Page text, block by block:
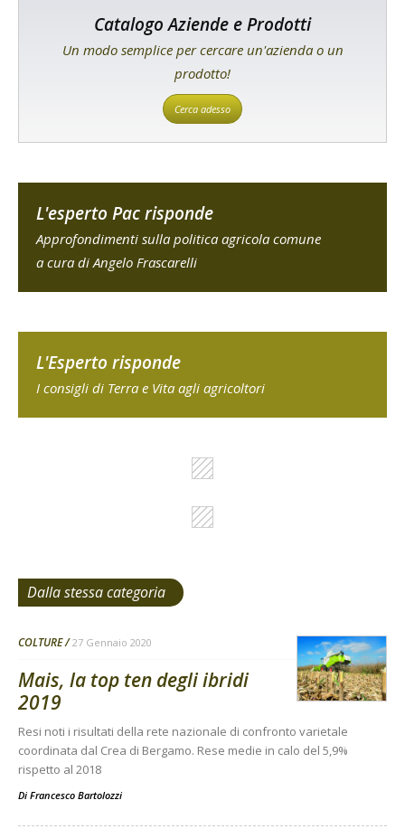
Catalogo Aziende e Prodotti
Un modo semplice per cercare un'azienda o un
prodotto!
Cerca adesso
L'esperto Pac risponde
Approfondimenti sulla politica agricola comune
a cura di Angelo Frascarelli
L'Esperto risponde
I consigli di Terra e Vita agli agricoltori
Dalla stessa categoria
COLTURE 27 Gennaio 2020
Mais, la top ten degli ibridi
2019
Resi noti i risultati della rete nazionale di confronto varietale
coordinata dal Crea di Bergamo. Rese medie in calo del 5,9%
rispetto al 2018
Di Francesco Bartolozzi